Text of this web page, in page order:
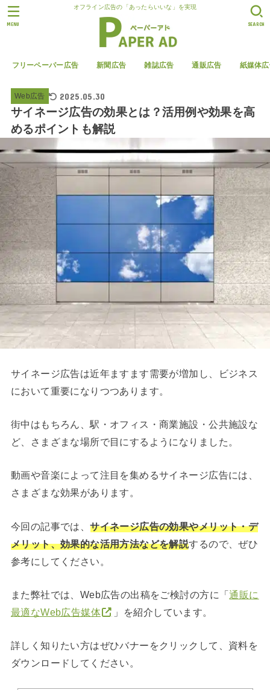
オフライン広告の「あったらいいな」を実現
フリーペーパー広告 新聞広告 雑誌広告 通販広告 紙媒体
SEARCH
MENU
Web広告 2025.05.30
サイネージ広告の効果とは？活用例や効果を高
めるポイントも解説
サイネージ広告は近年ますます需要が増加し、ビジネス
において重要になりつつあります。
街中はもちろん、駅・オフィス・商業施設・公共施設な
ど、さまざまな場所で目にするようになりました。
動画や音楽によって注目を集めるサイネージ広告には、
さまざまな効果があります。
今回の記事では、サイネージ広告の効果やメリット・デ
メリット、効果的な活用方法などを解説するので、ぜひ
参考にしてください。
また弊社では、Web広告の出稿をご検討の方に「通販に
最適なWeb広告媒体
」を紹介しています。
詳しく知りたい方はぜひバナーをクリックして、資料を
ダウンロードしてください。